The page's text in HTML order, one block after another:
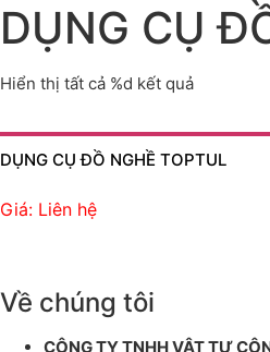
DỤNG CỤ
Hiển thị tất cả %d kết quả
DỤNG CỤ ĐỒ NGHỀ TOPTUL
Giá: Liên hệ
Về chúng tôi
CÔNG TY TNHH VẬT TƯ